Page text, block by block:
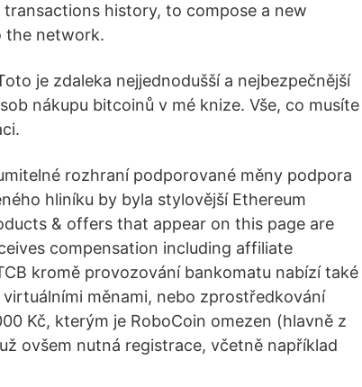
history, to compose a new
the network.
je zdaleka nejjednodušší a nejbezpečnější
nákupu bitcoinů v mé knize. Vše, co musíte
rozhraní podporované měny podpora
hliníku by byla stylovější Ethereum
& offers that appear on this page are
compensation including affiliate
kromě provozování bankomatu nabízí také
měnami, nebo zprostředkování
Kč, kterým je RoboCoin omezen (hlavně z
ovšem nutná registrace, včetně například